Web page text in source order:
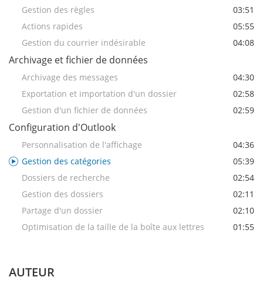
Gestion des règles
03:51
Actions rapides
05:55
Gestion du courrier indésirable
04:08
Archivage et fichier de données
Archivage des messages
04:30
Exportation et importation d'un dossier
02:58
Gestion d'un fichier de données
02:59
Configuration d'Outlook
Personnalisation de l'affichage
04:36
Gestion des catégories
05:39
Dossiers de recherche
02:54
Gestion des dossiers
02:11
Partage d'un dossier
02:10
Optimisation de la taille de la boîte aux lettres
01:55
AUTEUR